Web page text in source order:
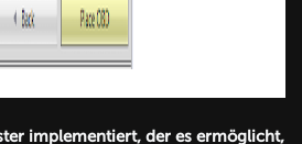
implementiert, der es ermöglicht,